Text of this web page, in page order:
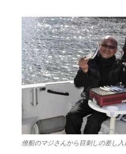
僚船のマジさんから目刺しの差し